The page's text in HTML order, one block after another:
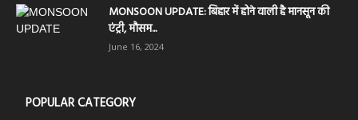
MONSOON UPDATE: बिहार में होने वाली है मानसून की
एंट्री, मौसम...
June 16, 2024
POPULAR CATEGORY